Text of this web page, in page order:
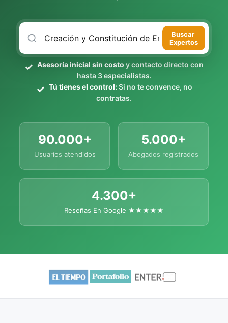
Buscar
Expertos
Asesoría inicial sin costo y contacto directo con
hasta 3 especialistas.
Tú tienes el control:Si no te convence, no
contratas.
90.000+
Usuarios atendidos
5.000+
Abogados registrados
4.300+
Reseñas En Google ★★★★★